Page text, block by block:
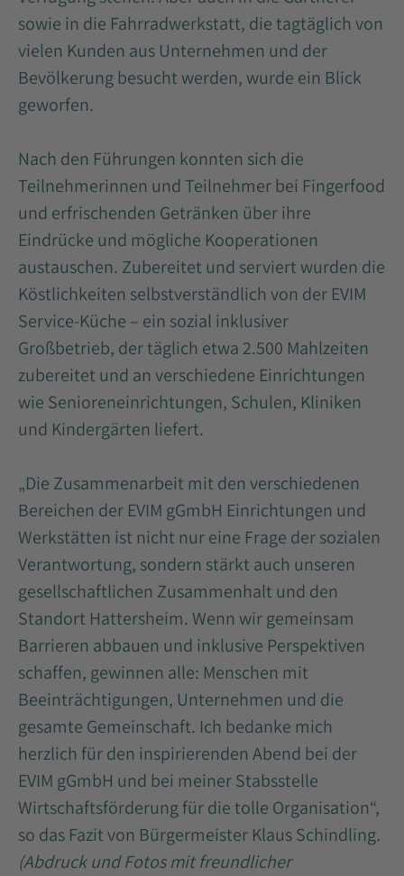
sowie in die Fahrradwerkstatt, die tagtäglich von
vielen Kunden aus Unternehmen und der
Bevölkerung besucht werden, wurde ein Blick
geworfen.
Nach den Führungen konnten sich die
Teilnehmerinnen und Teilnehmer bei Fingerfood
und erfrischenden Getränken über ihre
Eindrücke und mögliche Kooperationen
austauschen. Zubereitet und serviert wurden die
Köstlichkeiten selbstverständlich von der EVIM
Service-Küche – ein sozial inklusiver
Großbetrieb, der täglich etwa 2.500 Mahlzeiten
zubereitet und an verschiedene Einrichtungen
wie Senioreneinrichtungen, Schulen, Kliniken
und Kindergärten liefert.
„Die Zusammenarbeit mit den verschiedenen
Bereichen der EVIM gGmbH Einrichtungen und
Werkstätten ist nicht nur eine Frage der sozialen
Verantwortung, sondern stärkt auch unseren
gesellschaftlichen Zusammenhalt und den
Standort Hattersheim. Wenn wir gemeinsam
Barrieren abbauen und inklusive Perspektiven
schaffen, gewinnen alle: Menschen mit
Beeinträchtigungen, Unternehmen und die
gesamte Gemeinschaft. Ich bedanke mich
herzlich für den inspirierenden Abend bei der
EVIM gGmbH und bei meiner Stabsstelle
Wirtschaftsförderung für die tolle Organisation“,
so das Fazit von Bürgermeister Klaus Schindling.
(Abdruck und Fotos mit freundlicher